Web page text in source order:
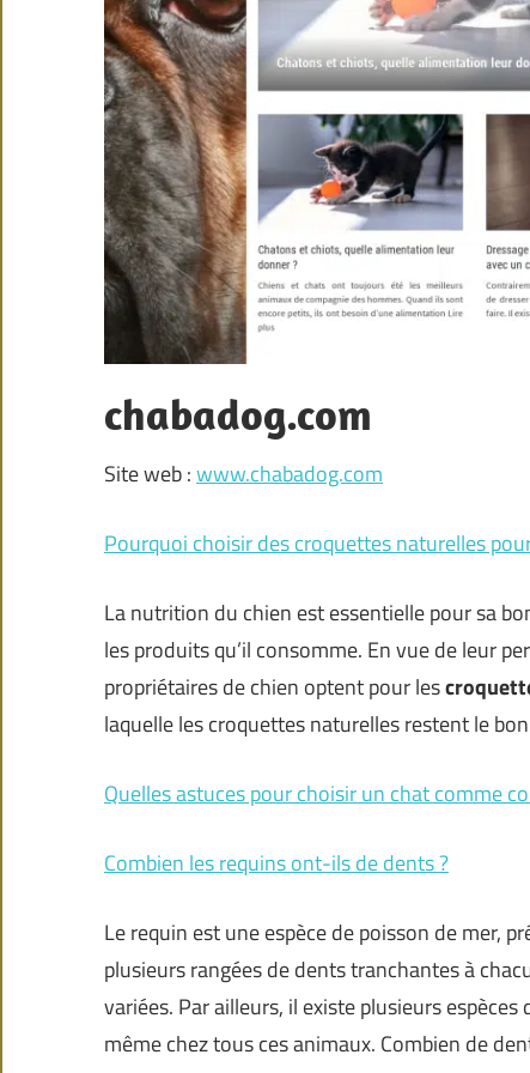
chabadog.com
Site web :www.chabadog.com
Pourquoi choisir des croquettes naturelles
La nutrition du chien est essentielle pour sa
les produits qu’il consomme. En vue de leur
propriétaires de chien optent pour les
laquelle les croquettes naturelles restent le
Quelles astuces pour choisir un chat comme
Combien les requins ont-ils de dents ?
Le requin est une espèce de poisson de mer,
plusieurs rangées de dents tranchantes à
variées. Par ailleurs, il existe plusieurs
même chez tous ces animaux. Combien de